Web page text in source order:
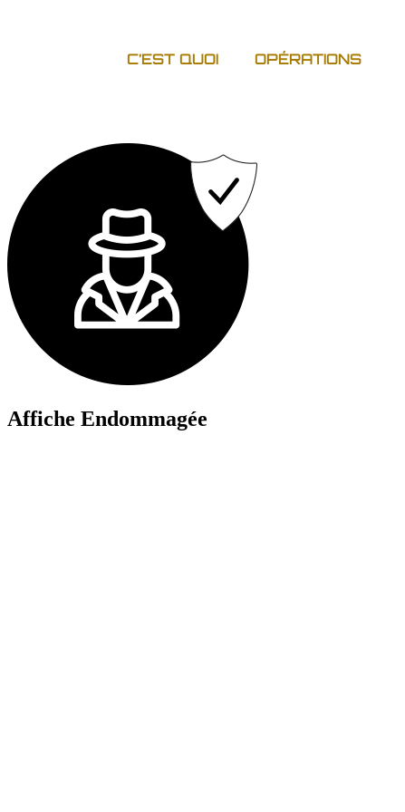
C’EST QUOI OPÉRATIONS
Affiche Endommagée